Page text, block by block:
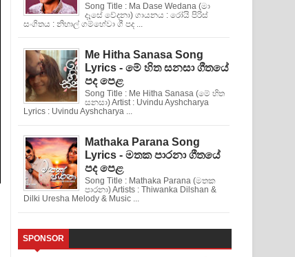
Song Title : Ma Dase Wedana (මා
දෑසේ වේදනා) ගායනය : රෝයි පිරිස්
සංගිතය : නිහාල් ගම්හේවා ගී පද ...
Me Hitha Sanasa Song
Lyrics - මේ හිත සනසා ගීතයේ
පද පෙළ
Song Title : Me Hitha Sanasa (මේ හිත
සනසා) Artist : Uvindu Ayshcharya
Lyrics : Uvindu Ayshcharya ...
Mathaka Parana Song
Lyrics - මතක පාරනා ගීතයේ
පද පෙළ
Song Title : Mathaka Parana (මතක
පාරනා) Artists : Thiwanka Dilshan &
Dilki Uresha Melody & Music ...
SPONSOR